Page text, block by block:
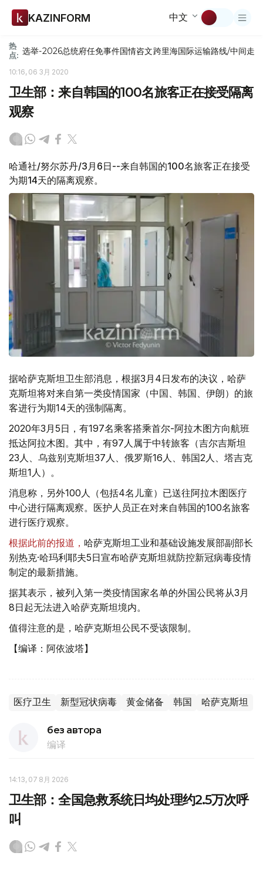
KAZINFORM 中文
热
点: 选举-2026总统府任免事件国情咨文跨里海国际运输路线/中间走廊
10:16, 06 3月 2020
卫生部：来自韩国的100名旅客正在接受隔离
观察
哈通社/努尔苏丹/3月6日--来自韩国的100名旅客正在接受
为期14天的隔离观察。
据哈萨克斯坦卫生部消息，根据3月4日发布的决议，哈萨
克斯坦将对来自第一类疫情国家（中国、韩国、伊朗）的旅
客进行为期14天的强制隔离。
2020年3月5日，有197名乘客搭乘首尔-阿拉木图方向航班
抵达阿拉木图。其中，有97人属于中转旅客（吉尔吉斯坦
23人、乌兹别克斯坦37人、俄罗斯16人、韩国2人、塔吉克
斯坦1人）。
消息称，另外100人（包括4名儿童）已送往阿拉木图医疗
中心进行隔离观察。医护人员正在对来自韩国的100名旅客
进行医疗观察。
根据此前的报道， 哈萨克斯坦工业和基础设施发展部副部长
别热克·哈玛利耶夫5日宣布哈萨克斯坦就防控新冠病毒疫情
制定的最新措施。
据其表示，被列入第一类疫情国家名单的外国公民将从3月
8日起无法进入哈萨克斯坦境内。
值得注意的是，哈萨克斯坦公民不受该限制。
【编译：阿依波塔】
医疗卫生 新型冠状病毒 黄金储备 韩国 哈萨克斯坦
без автора
编译
14:13, 07 8月 2026
卫生部：全国急救系统日均处理约2.5万次呼
叫